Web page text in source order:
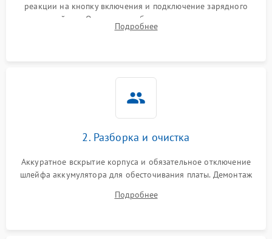
реакции на кнопку включения и подключение зарядного
устройства. Оценка потребления тока с помощью
лабораторного блока питания для локализации проблемы.
Подробнее
2. Разборка и очистка
Аккуратное вскрытие корпуса и обязательное отключение
шлейфа аккумулятора для обесточивания платы. Демонтаж
высохшей термопасты с кристаллов чипов.
Подробнее